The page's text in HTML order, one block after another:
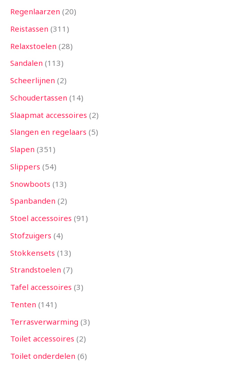
Regenlaarzen 20
Reistassen 311
Relaxstoelen 28
Sandalen 113
Scheerlijnen 2
Schoudertassen 14
Slaapmat accessoires 2
Slangen en regelaars 5
Slapen 351
Slippers 54
Snowboots 13
Spanbanden 2
Stoel accessoires 91
Stofzuigers 4
Stokkensets 13
Strandstoelen 7
Tafel accessoires 3
Tenten 141
Terrasverwarming 3
Toilet accessoires 2
Toilet onderdelen 6